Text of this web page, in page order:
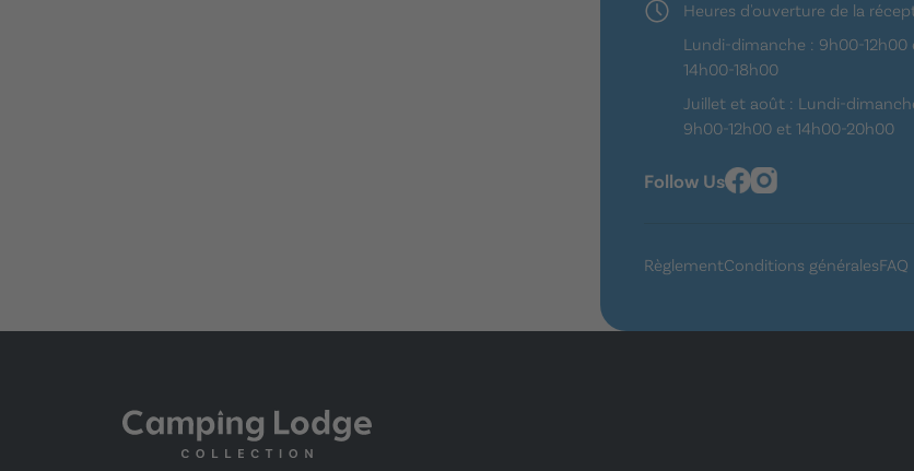
Heures d'ouverture de la
Lundi-dimanche : 9h00-12h00
14h00-18h00
Juillet et août : Lundi-
9h00-12h00 et 14h00-20h00
Follow Us
RèglementConditions généralesFAQ